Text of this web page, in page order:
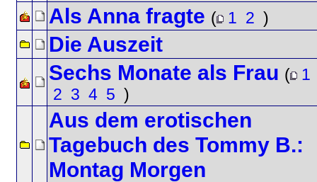
Als Anna fragte ( 1 2 )
Die Auszeit
Sechs Monate als Frau (
1
2 3 4 5 )
Aus dem erotischen
Tagebuch des Tommy B.:
Montag Morgen